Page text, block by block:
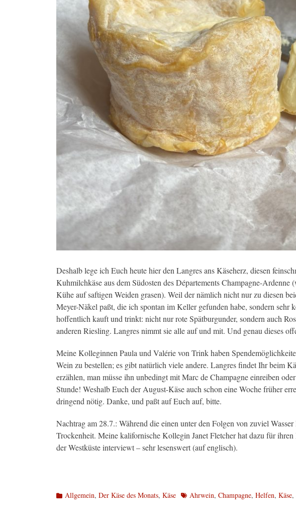
Deshalb lege ich Euch heute hier den Langres ans Käseherz, diesen
Kuhmilchkäse aus dem Südosten des Départements Champagne-Ardenne
Kühe auf saftigen Weiden grasen). Weil der nämlich nicht nur zu diesen
Meyer-Näkel paßt, die ich spontan im Keller gefunden habe, sondern
hoffentlich kauft und trinkt: nicht nur rote Spätburgunder, sondern auch
anderen Riesling. Langres nimmt sie alle auf und mit. Und genau dieses
Meine Kolleginnen Paula und Valérie von Trink haben
Wein zu bestellen; es gibt natürlich viele andere. Langres findet Ihr beim
erzählen, man müsse ihn unbedingt mit Marc de Champagne einreiben
Stunde! Weshalb Euch der August-Käse auch schon eine Woche früher
dringend nötig. Danke, und paßt auf Euch auf, bitte.
Nachtrag am 28.7.: Während die einen unter den Folgen von zuviel
Trockenheit. Meine kalifornische Kollegin Janet Fletcher hat dazu für
der Westküste interviewt – sehr lesenswert (auf englisch).
Kategorien
Allgemein, Der Käse des Monats, Käse Schlagworte
Ahrwein, Champagne, Helfen, Käse,